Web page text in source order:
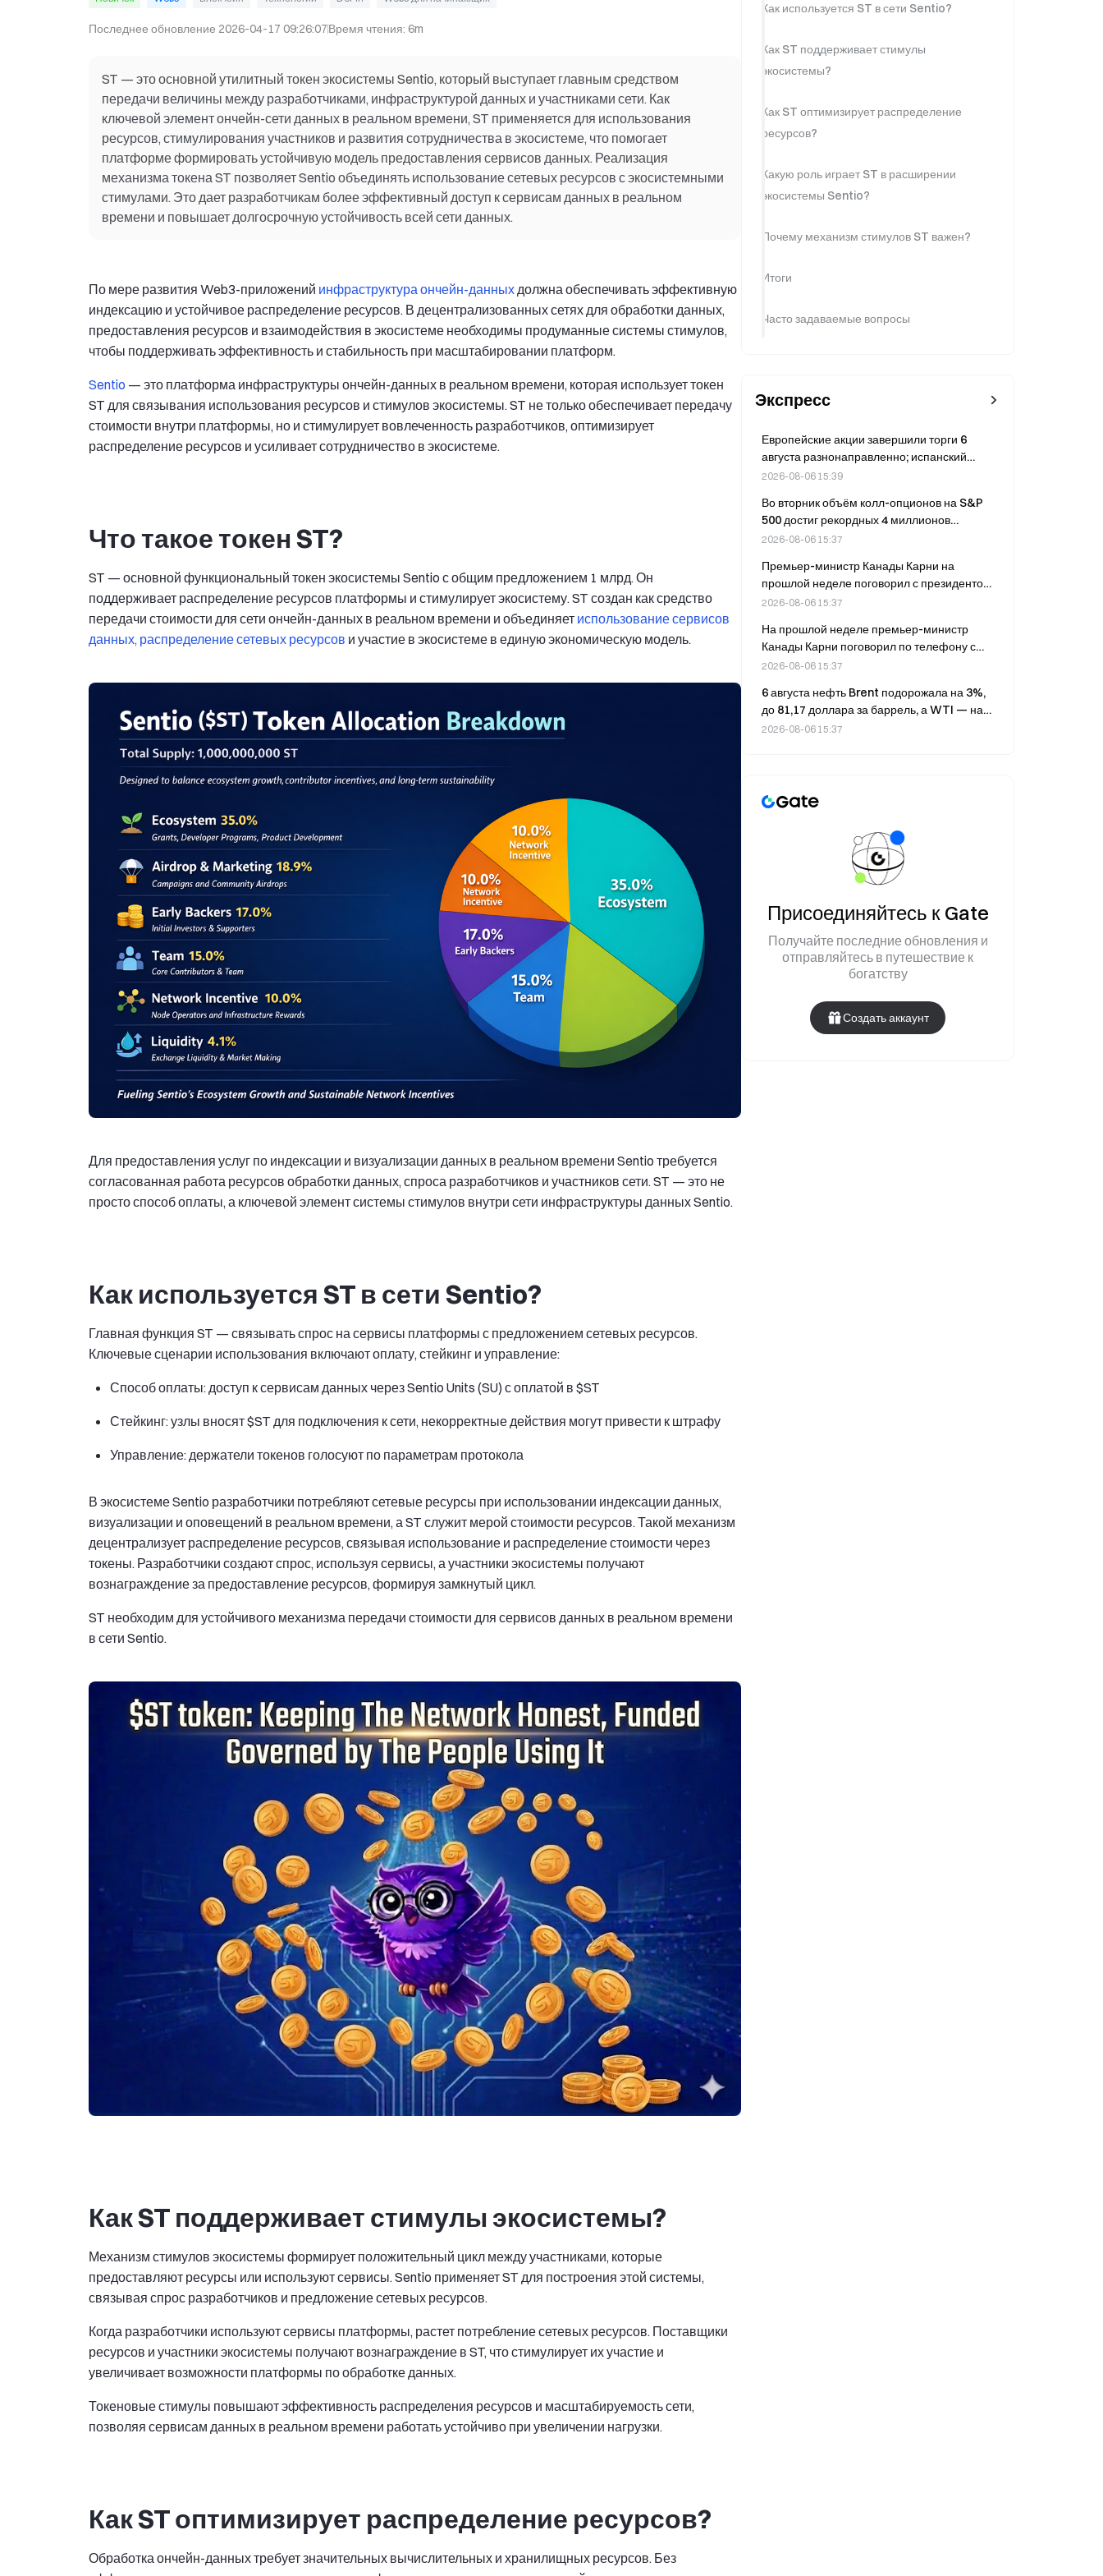
Последнее обновление 2026-04-17 09:26:07Время чтения: 6m
ST — это основной утилитный токен экосистемы Sentio, который выступает главным средством
передачи величины между разработчиками, инфраструктурой данных и участниками сети. Как
ключевой элемент ончейн-сети данных в реальном времени, ST применяется для использования
ресурсов, стимулирования участников и развития сотрудничества в экосистеме, что помогает
платформе формировать устойчивую модель предоставления сервисов данных. Реализация
механизма токена ST позволяет Sentio объединять использование сетевых ресурсов с экосистемными
стимулами. Это дает разработчикам более эффективный доступ к сервисам данных в реальном
времени и повышает долгосрочную устойчивость всей сети данных.
По мере развития Web3-приложений инфраструктура ончейн-данныхдолжна обеспечивать эффективную
индексацию и устойчивое распределение ресурсов. В децентрализованных сетях для обработки данных,
предоставления ресурсов и взаимодействия в экосистеме необходимы продуманные системы стимулов,
чтобы поддерживать эффективность и стабильность при масштабировании платформ.
Sentio — это платформа инфраструктуры ончейн-данных в реальном времени, которая использует токен
ST для связывания использования ресурсов и стимулов экосистемы. ST не только обеспечивает передачу
стоимости внутри платформы, но и стимулирует вовлеченность разработчиков, оптимизирует
распределение ресурсов и усиливает сотрудничество в экосистеме.
Что такое токен ST?
ST — основной функциональный токен экосистемы Sentio с общим предложением 1 млрд. Он
поддерживает распределение ресурсов платформы и стимулирует экосистему. ST создан как средство
передачи стоимости для сети ончейн-данных в реальном времени и объединяет использование сервисов
данных, распределение сетевых ресурсов и участие в экосистеме в единую экономическую модель.
Для предоставления услуг по индексации и визуализации данных в реальном времени Sentio требуется
согласованная работа ресурсов обработки данных, спроса разработчиков и участников сети. ST — это не
просто способ оплаты, а ключевой элемент системы стимулов внутри сети инфраструктуры данных Sentio.
Как используется ST в сети Sentio?
Главная функция ST — связывать спрос на сервисы платформы с предложением сетевых ресурсов.
Ключевые сценарии использования включают оплату, стейкинг и управление:
Способ оплаты: доступ к сервисам данных через Sentio Units (SU) с оплатой в $ST
Стейкинг: узлы вносят $ST для подключения к сети, некорректные действия могут привести к штрафу
Управление: держатели токенов голосуют по параметрам протокола
В экосистеме Sentio разработчики потребляют сетевые ресурсы при использовании индексации данных,
визуализации и оповещений в реальном времени, а ST служит мерой стоимости ресурсов. Такой механизм
децентрализует распределение ресурсов, связывая использование и распределение стоимости через
токены. Разработчики создают спрос, используя сервисы, а участники экосистемы получают
вознаграждение за предоставление ресурсов, формируя замкнутый цикл.
ST необходим для устойчивого механизма передачи стоимости для сервисов данных в реальном времени
в сети Sentio.
Как ST поддерживает стимулы экосистемы?
Механизм стимулов экосистемы формирует положительный цикл между участниками, которые
предоставляют ресурсы или используют сервисы. Sentio применяет ST для построения этой системы,
связывая спрос разработчиков и предложение сетевых ресурсов.
Когда разработчики используют сервисы платформы, растет потребление сетевых ресурсов. Поставщики
ресурсов и участники экосистемы получают вознаграждение в ST, что стимулирует их участие и
увеличивает возможности платформы по обработке данных.
Токеновые стимулы повышают эффективность распределения ресурсов и масштабируемость сети,
позволяя сервисам данных в реальном времени работать устойчиво при увеличении нагрузки.
Как ST оптимизирует распределение ресурсов?
Обработка ончейн-данных требует значительных вычислительных и хранилищных ресурсов. Без
Как используется ST в сети Sentio?
Как ST поддерживает стимулы
экосистемы?
Как ST оптимизирует распределение
ресурсов?
Какую роль играет ST в расширении
экосистемы Sentio?
Почему механизм стимулов ST важен?
Итоги
Часто задаваемые вопросы
Экспресс
Европейские акции завершили торги 6
августа разнонаправленно; испанский
индекс IBEX 35 вырос на 0,61%.
2026-08-06 15:39
Во вторник объём колл-опционов на S&P
500 достиг рекордных 4 миллионов
контрактов на фоне ажиотажа инвесторов,
2026-08-06 15:37
Премьер-министр Канады Карни на
прошлой неделе поговорил с президентом
США Трампом и готов к дальнейшему
2026-08-06 15:37
На прошлой неделе премьер-министр
Канады Карни поговорил по телефону с
президентом Трампом.
2026-08-06 15:37
6 августа нефть Brent подорожала на 3%,
до 81,17 доллара за баррель, а WTI — на
2,67%.
2026-08-06 15:37
Присоединяйтесь к Gate
Получайте последние обновления и
отправляйтесь в путешествие к
богатству
Создать аккаунт